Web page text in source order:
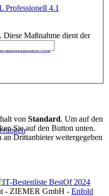
Professionell 4.1
Enterprise 4.1
Maßnahme dient der
von Standard. Um auf den
Sie auf den Button unten.
an Drittanbieter weitergegeben
- ZIEMER GmbH - Enfold